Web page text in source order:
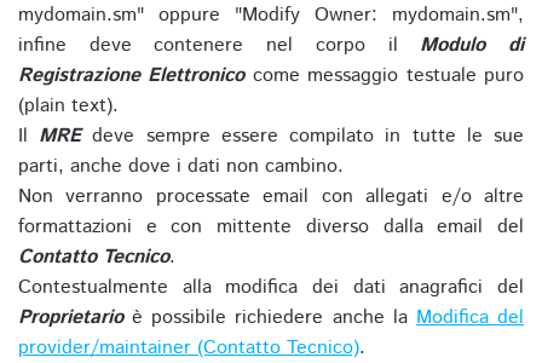
mydomain.sm" oppure "Modify Owner: mydomain.sm",
infine deve contenere nel corpo il Modulo di
Registrazione Elettronicocome messaggio testuale puro
(plain text).
Il MREdeve sempre essere compilato in tutte le sue
parti, anche dove i dati non cambino.
Non verranno processate email con allegati e/o altre
formattazioni e con mittente diverso dalla email del
Contatto Tecnico.
Contestualmente alla modifica dei dati anagrafici del
Proprietarioè possibile richiedere anche laModifica del
provider/maintainer (Contatto Tecnico).